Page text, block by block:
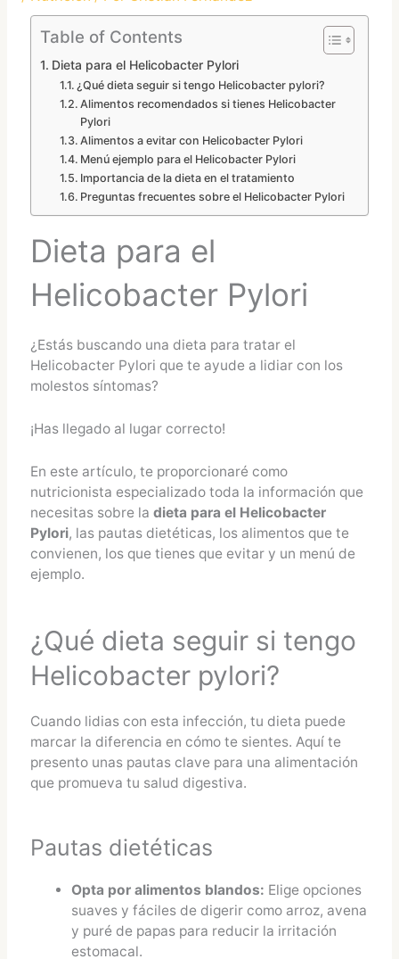
Table of Contents
Dieta para el Helicobacter Pylori
¿Qué dieta seguir si tengo Helicobacter pylori?
Alimentos recomendados si tienes Helicobacter
Pylori
Alimentos a evitar con Helicobacter Pylori
Menú ejemplo para el Helicobacter Pylori
Importancia de la dieta en el tratamiento
Preguntas frecuentes sobre el Helicobacter Pylori
Dieta para el
Helicobacter Pylori
¿Estás buscando una dieta para tratar el
Helicobacter Pylori que te ayude a lidiar con los
molestos síntomas?
¡Has llegado al lugar correcto!
En este artículo, te proporcionaré como
nutricionista especializado toda la información que
necesitas sobre la dieta para el Helicobacter
Pylori, las pautas dietéticas, los alimentos que te
convienen, los que tienes que evitar y un menú de
ejemplo.
¿Qué dieta seguir si tengo
Helicobacter pylori?
Cuando lidias con esta infección, tu dieta puede
marcar la diferencia en cómo te sientes. Aquí te
presento unas pautas clave para una alimentación
que promueva tu salud digestiva.
Pautas dietéticas
Opta por alimentos blandos: Elige opciones
suaves y fáciles de digerir como arroz, avena
y puré de papas para reducir la irritación
estomacal.